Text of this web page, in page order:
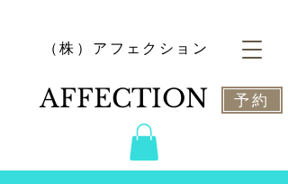
​（株）アフェクション
​AFFECTION 予約